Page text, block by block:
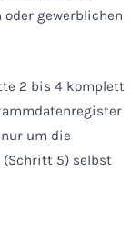
gewerblichen
2 bis 4 komplett
um die
(Schritt 5) selbst